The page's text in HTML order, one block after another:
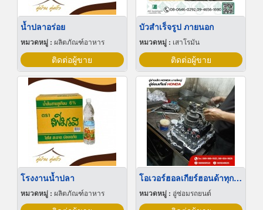
น้ำปลาอร่อย
หมวดหมู่ : ผลิตภัณฑ์อาหาร
ติดต่อผู้ขาย
บัวสําเร็จรูป ภายนอก
หมวดหมู่ : เสาโรมัน
ติดต่อผู้ขาย
โรงงานน้ำปลา
หมวดหมู่ : ผลิตภัณฑ์อาหาร
โอเวอร์ฮอลเกียร์ฮอนด้าทุกรุ่น
หมวดหมู่ : อู่ซ่อมรถยนต์